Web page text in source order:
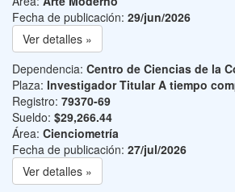
Fecha de publicación: 29/jun/2026
Ver detalles »
Dependencia: Centro de Ciencias de la
Plaza: Investigador Titular A tiempo
Registro: 79370-69
Sueldo: $29,266.44
Área: Cienciometría
Fecha de publicación: 27/jul/2026
Ver detalles »